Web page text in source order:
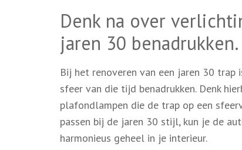
Denk na over
jaren 30 benadrukken.
Bij het renoveren van een jaren 30
sfeer van die tijd benadrukken. Denk
plafondlampen die de trap op een
passen bij de jaren 30 stijl, kun je de
harmonieus geheel in je interieur.